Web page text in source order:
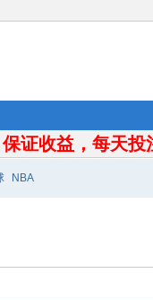
证收益，每天投
NBA